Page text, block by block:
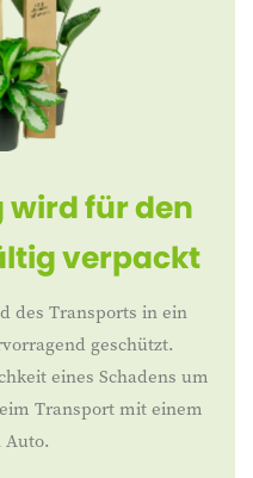
wird für den
verpackt
des Transports in ein
geschützt.
eines Schadens um
Transport mit einem